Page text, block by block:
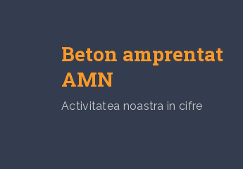
Beton amprentat
AMN
Activitatea noastra in cifre